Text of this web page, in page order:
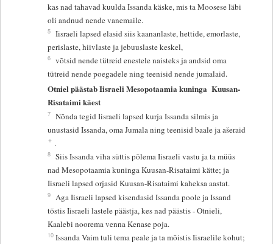
kas nad tahavad kuulda Issanda käske, mis ta Moosese läbi
oli andnud nende vanemaile.
5 Iisraeli lapsed elasid siis kaananlaste, hettide, emorlaste,
perislaste, hiivlaste ja jebuuslaste keskel,
6 võtsid nende tütreid enestele naisteks ja andsid oma
tütreid nende poegadele ning teenisid nende jumalaid.
Otniel päästab Iisraeli Mesopotaamia kuningaKuusan-
Risataimi käest
7 Nõnda tegid Iisraeli lapsed kurja Issanda silmis ja
unustasid Issanda, oma Jumala ning teenisid baale ja ašeraid
+ .
8 Siis Issanda viha süttis põlema Iisraeli vastu ja ta müüs
nad Mesopotaamia kuninga Kuusan-Risataimi kätte; ja
Iisraeli lapsed orjasid Kuusan-Risataimi kaheksa aastat.
9 Aga Iisraeli lapsed kisendasid Issanda poole ja Issand
tõstis Iisraeli lastele päästja, kes nad päästis - Otnieli,
Kaalebi noorema venna Kenase poja.
10 Issanda Vaim tuli tema peale ja ta mõistis Iisraelile kohut;